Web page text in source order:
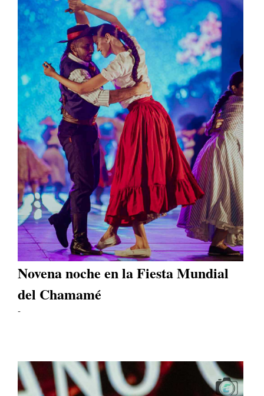
Novena noche en la Fiesta Mundial
del Chamamé
-